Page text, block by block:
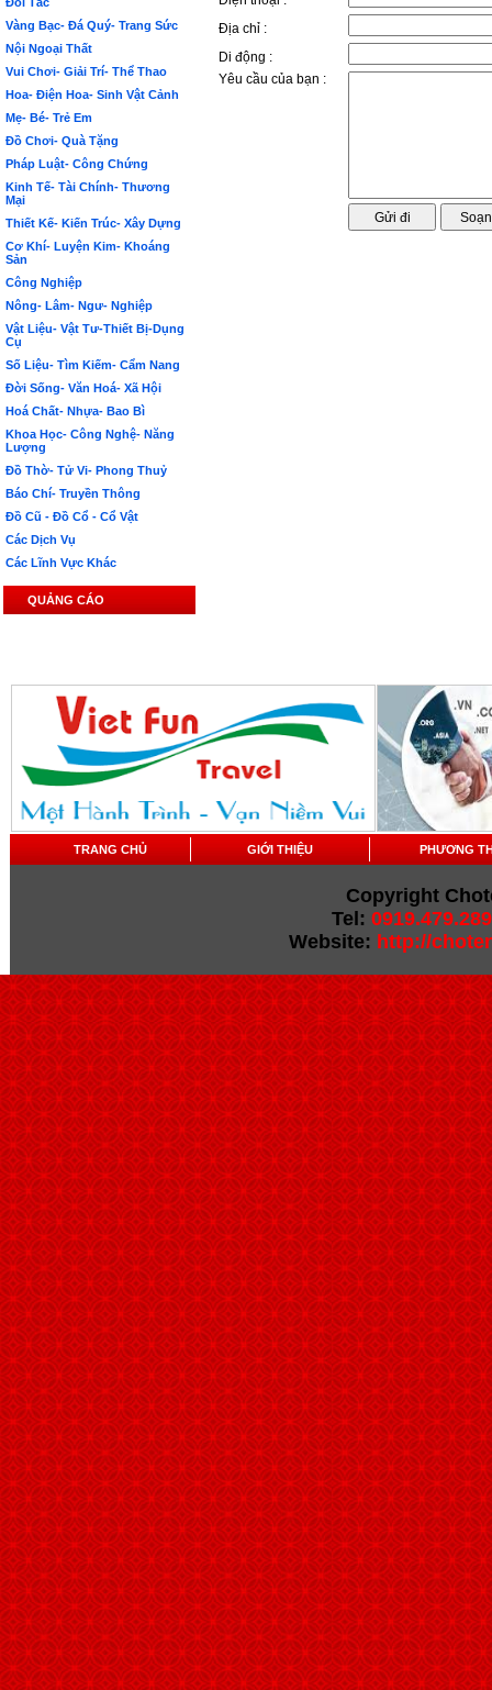
Vàng Bạc- Đá Quý- Trang Sức
Nội Ngoại Thất
Vui Chơi- Giải Trí- Thể Thao
Hoa- Điện Hoa- Sinh Vật Cảnh
Mẹ- Bé- Trẻ Em
Đồ Chơi- Quà Tặng
Pháp Luật- Công Chứng
Kinh Tế- Tài Chính- Thương
Mại
Thiết Kế- Kiến Trúc- Xây Dựng
Cơ Khí- Luyện Kim- Khoáng
Sản
Công Nghiệp
Nông- Lâm- Ngư- Nghiệp
Vật Liệu- Vật Tư-Thiết Bị-Dụng
Cụ
Số Liệu- Tìm Kiếm- Cẩm Nang
Đời Sống- Văn Hoá- Xã Hội
Hoá Chất- Nhựa- Bao Bì
Khoa Học- Công Nghệ- Năng
Lượng
Đồ Thờ- Tử Vi- Phong Thuỷ
Báo Chí- Truyền Thông
Đồ Cũ - Đồ Cổ - Cổ Vật
Các Dịch Vụ
Các Lĩnh Vực Khác
QUẢNG CÁO
Địa chỉ :
Di động :
Yêu cầu của bạn :
TRANG CHỦ GIỚI THIỆU PHƯƠNG
Copyright
Tel: 0919.479.289
Website: http://